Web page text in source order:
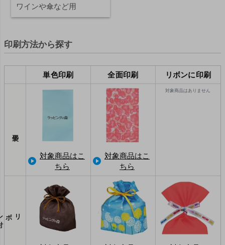
ワインや傘など用
印刷方法から探す
単色印刷 全面印刷 リボンに印刷
対象商品はこ
ちら
対象商品はこ
ちら
対象商品はありません
リボン
付
き